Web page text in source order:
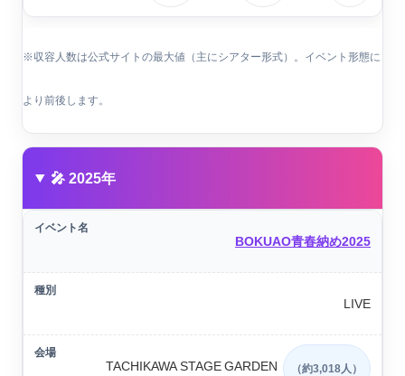
※収容人数は公式サイトの最大値（主にシアター形式）。イベント形態に
より前後します。
🎤 2025年
BOKUAO青春納め2025
LIVE
TACHIKAWA STAGE GARDEN （約3,018人）